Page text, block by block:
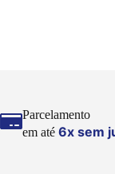
Parcelamento
em até 6x sem